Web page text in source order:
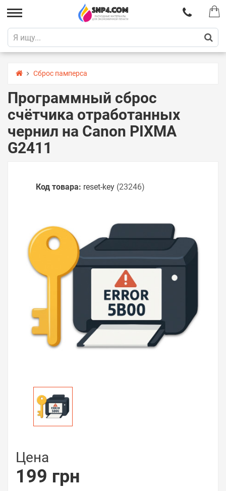
Сброс памперса
Программный сброс
счётчика отработанных
чернил на Canon PIXMA
G2411
Код товара: reset-key (23246)
Цена
199 грн